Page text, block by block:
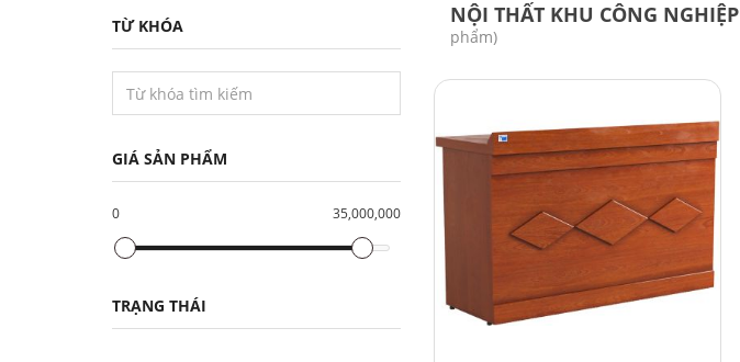
TỪ KHÓA
GIÁ SẢN PHẨM
0 35,000,000
TRẠNG THÁI
NỘI THẤT KHU CÔNG NGHIỆP
phẩm)